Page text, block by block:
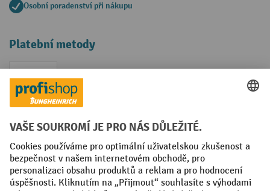
Osobní poradenství při nákupu
Platební metody
Faktura
Sociální sítě
Facebook
YouTubeLinkedIn